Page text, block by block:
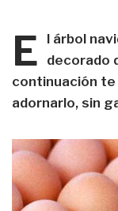
E
l árbol
decorado
continuación
adornarlo, sin